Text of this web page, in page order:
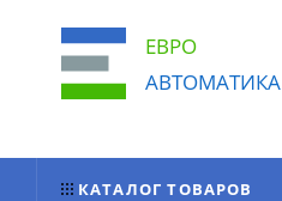
ЕВРО
АВТОМАТИКА
КАТАЛОГ ТОВАРОВ